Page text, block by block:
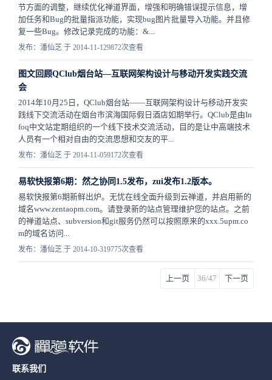
节方面的调整，继续优化禅道界面，增强和明确错误提示信息，增
加任务和Bug的批量指派功能，实现bug图片批量导入功能。并且修
复一些Bug。修改记录完成的功能：&...
发布：潘仙芝 于 2014-11-129872次查看
图文回顾QClub烟台站—互联网架构设计与移动开发实践交流
会
2014年10月25日，QClub烟台站——互联网架构设计与移动开发实
践线下交流活动在烟台市滨海国际假日酒店如期举行。QClub是由In
foq中文站定期组织的一个线下技术交流活动，目的是让中高端技术
人员有一个相对自由的交流思想和交友的平...
发布：潘仙芝 于 2014-11-059172次查看
易软快报第6期：然之协同1.5发布，zui发布1.2版本。
易软快报第6期新鲜出炉。无忧在线全面升级到云禅道，并启用新的
域名www.zentaopm.com。请登录新的站点管理维护您的站点。之前
的禅道站点、subversion和git服务仍然可以按照原来的xxx.5upm.co
m的域名访问...
发布：潘仙芝 于 2014-10-319775次查看
上一页 36/47 下一页
联系我们